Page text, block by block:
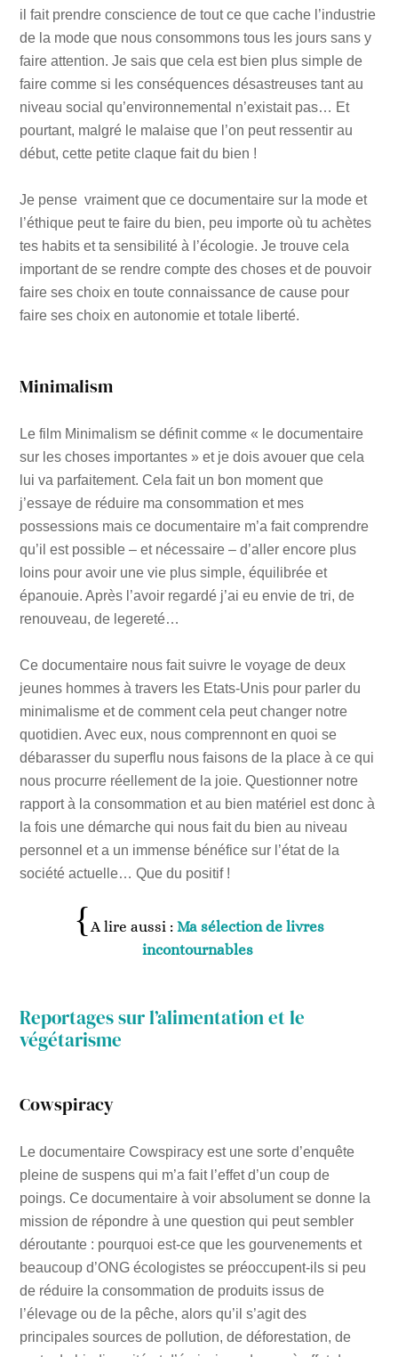
il fait prendre conscience de tout ce que cache l’industrie
de la mode que nous consommons tous les jours sans y
faire attention. Je sais que cela est bien plus simple de
faire comme si les conséquences désastreuses tant au
niveau social qu’environnemental n’existait pas… Et
pourtant, malgré le malaise que l’on peut ressentir au
début, cette petite claque fait du bien !
Je pense vraiment que ce documentaire sur la mode et
l’éthique peut te faire du bien, peu importe où tu achètes
tes habits et ta sensibilité à l’écologie. Je trouve cela
important de se rendre compte des choses et de pouvoir
faire ses choix en toute connaissance de cause pour
faire ses choix en autonomie et totale liberté.
Minimalism
Le film Minimalism se définit comme « le documentaire
sur les choses importantes » et je dois avouer que cela
lui va parfaitement. Cela fait un bon moment que
j’essaye de réduire ma consommation et mes
possessions mais ce documentaire m’a fait comprendre
qu’il est possible – et nécessaire – d’aller encore plus
loins pour avoir une vie plus simple, équilibrée et
épanouie. Après l’avoir regardé j’ai eu envie de tri, de
renouveau, de legereté…
Ce documentaire nous fait suivre le voyage de deux
jeunes hommes à travers les Etats-Unis pour parler du
minimalisme et de comment cela peut changer notre
quotidien. Avec eux, nous comprennont en quoi se
débarasser du superflu nous faisons de la place à ce qui
nous procurre réellement de la joie. Questionner notre
rapport à la consommation et au bien matériel est donc à
la fois une démarche qui nous fait du bien au niveau
personnel et a un immense bénéfice sur l’état de la
société actuelle… Que du positif !
A lire aussi : Ma sélection de livres
incontournables
Reportages sur l’alimentation et le
végétarisme
Cowspiracy
Le documentaire Cowspiracy est une sorte d’enquête
pleine de suspens qui m’a fait l’effet d’un coup de
poings. Ce documentaire à voir absolument se donne la
mission de répondre à une question qui peut sembler
déroutante : pourquoi est-ce que les gourvenements et
beaucoup d’ONG écologistes se préoccupent-ils si peu
de réduire la consommation de produits issus de
l’élevage ou de la pêche, alors qu’il s’agit des
principales sources de pollution, de déforestation, de